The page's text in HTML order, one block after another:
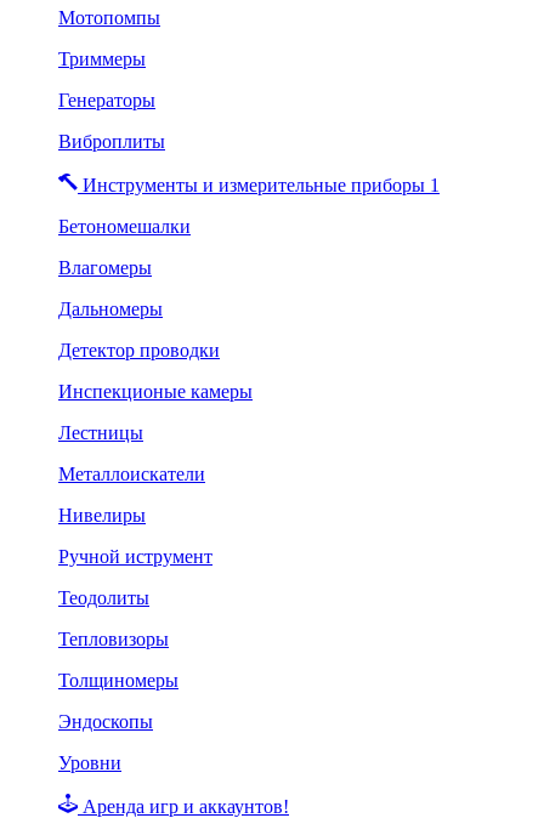
Мотопомпы
Триммеры
Генераторы
Виброплиты
Инструменты и измерительные приборы 1
Бетономешалки
Влагомеры
Дальномеры
Детектор проводки
Инспекционые камеры
Лестницы
Металлоискатели
Нивелиры
Ручной иструмент
Теодолиты
Тепловизоры
Толщиномеры
Эндоскопы
Уровни
Аренда игр и аккаунтов!